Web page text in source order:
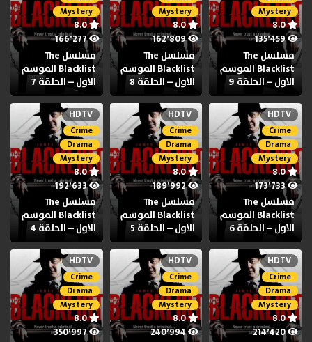
Mystery
8.0
135٬459
مسلسل The
Blacklist الموسم
الاول – الحلقة 9
Mystery
8.0
162٬809
مسلسل The
Blacklist الموسم
الاول – الحلقة 8
Mystery
8.0
166٬277
مسلسل The
Blacklist الموسم
الاول – الحلقة 7
HDTV
Crime
Drama
Mystery
8.0
173٬733
مسلسل The
Blacklist الموسم
الاول – الحلقة 6
HDTV
Crime
Drama
Mystery
8.0
189٬992
مسلسل The
Blacklist الموسم
الاول – الحلقة 5
HDTV
Crime
Drama
Mystery
8.0
192٬633
مسلسل The
Blacklist الموسم
الاول – الحلقة 4
HDTV
Crime
Drama
Mystery
8.0
214٬420
HDTV
Crime
Drama
Mystery
8.0
240٬994
HDTV
Crime
Drama
Mystery
8.0
350٬997